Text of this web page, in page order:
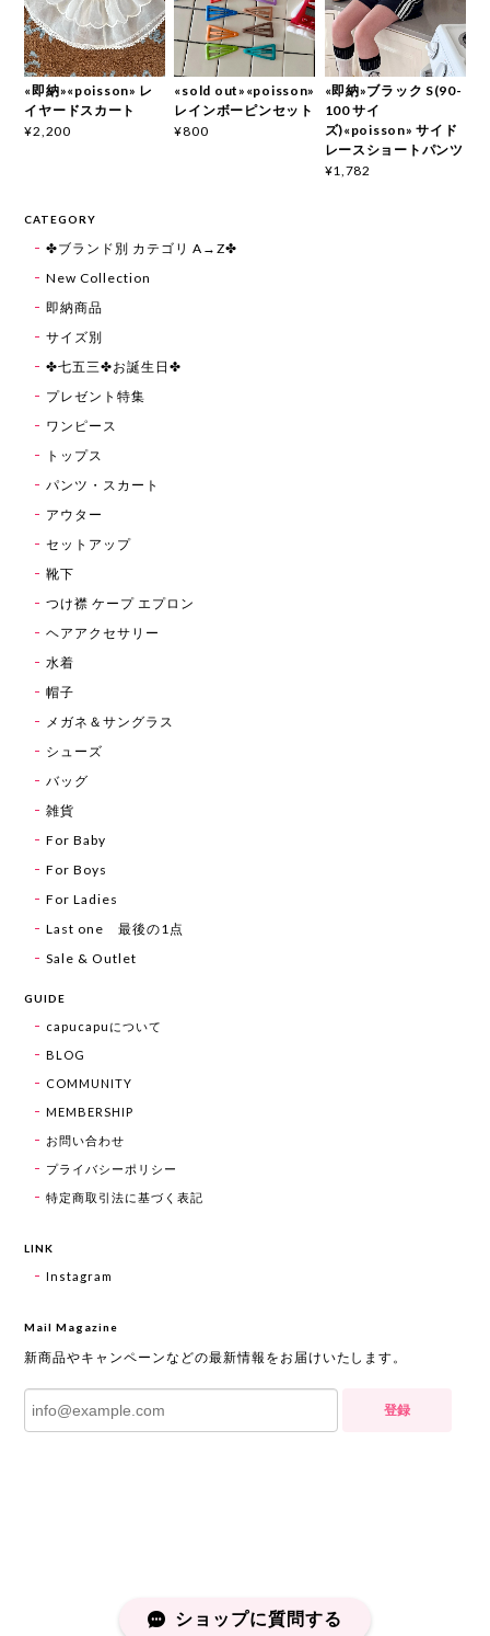
«即納»«poisson» レ
イヤードスカート
¥2,200
«sold out»«poisson»
レインボーピンセット
¥800
«即納»ブラック S(90-
100 サイ
ズ)«poisson» サイド
レースショートパンツ
¥1,782
CATEGORY
✤ブランド別 カテゴリ A→Z✤
New Collection
即納商品
サイズ別
✤七五三✤お誕生日✤
プレゼント特集
ワンピース
トップス
パンツ・スカート
アウター
セットアップ
靴下
つけ襟 ケープ エプロン
ヘアアクセサリー
水着
帽子
メガネ＆サングラス
シューズ
バッグ
雑貨
For Baby
For Boys
For Ladies
Last one 最後の1点
Sale & Outlet
GUIDE
capucapuについて
BLOG
COMMUNITY
MEMBERSHIP
お問い合わせ
プライバシーポリシー
特定商取引法に基づく表記
LINK
Instagram
Mail Magazine
新商品やキャンペーンなどの最新情報をお届けいたします。
登録
ショップに質問する